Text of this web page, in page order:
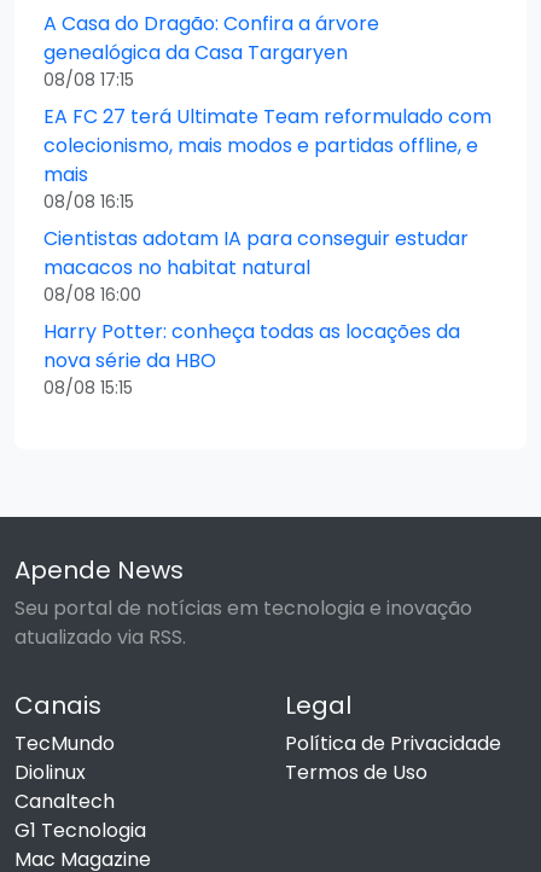
A Casa do Dragão: Confira a árvore
genealógica da Casa Targaryen
08/08 17:15
EA FC 27 terá Ultimate Team reformulado com
colecionismo, mais modos e partidas offline, e
mais
08/08 16:15
Cientistas adotam IA para conseguir estudar
macacos no habitat natural
08/08 16:00
Harry Potter: conheça todas as locações da
nova série da HBO
08/08 15:15
Apende News
Seu portal de notícias em tecnologia e inovação
atualizado via RSS.
Canais
TecMundo
Diolinux
Canaltech
G1 Tecnologia
Mac Magazine
Legal
Política de Privacidade
Termos de Uso